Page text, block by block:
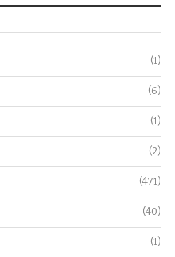
(1)
(6)
(1)
(2)
(471)
(40)
(1)